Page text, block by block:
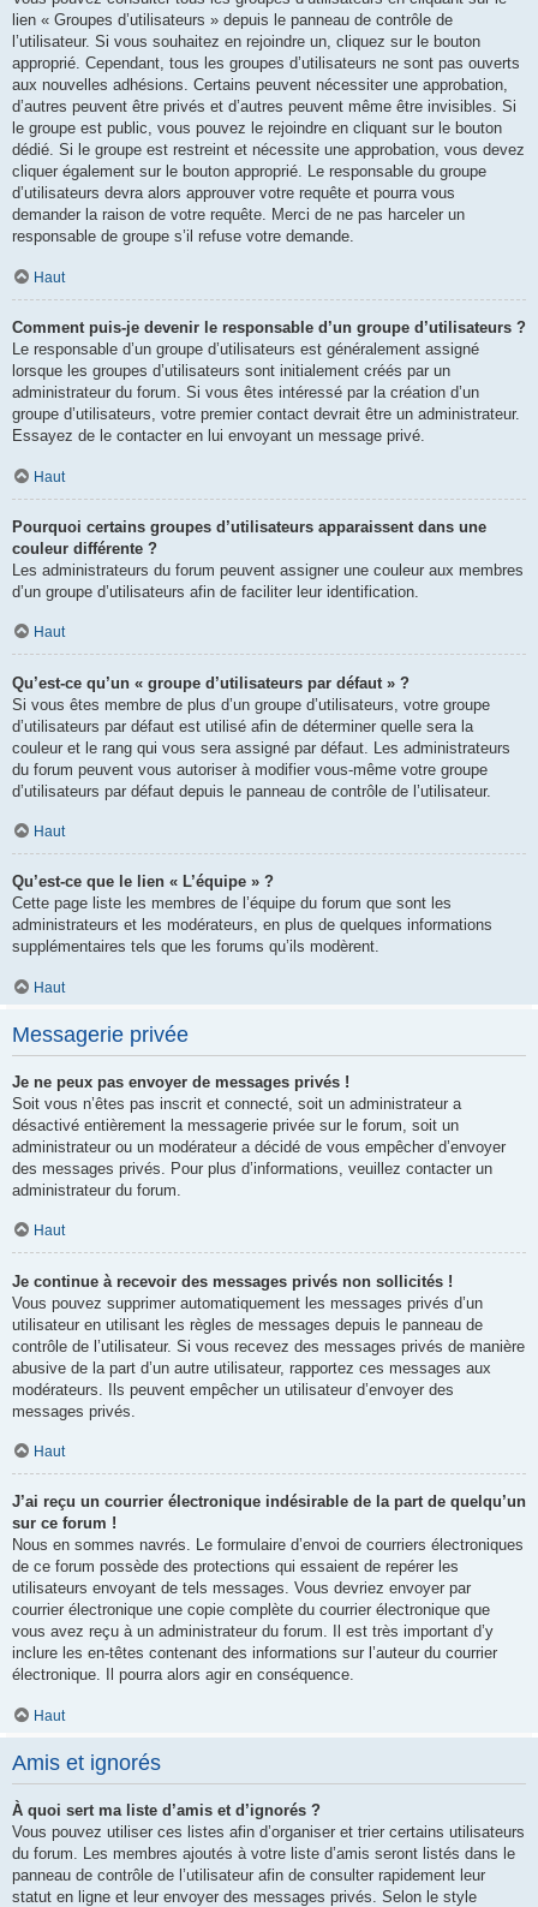
lien « Groupes d’utilisateurs » depuis le panneau de contrôle de
l’utilisateur. Si vous souhaitez en rejoindre un, cliquez sur le bouton
approprié. Cependant, tous les groupes d’utilisateurs ne sont pas ouverts
aux nouvelles adhésions. Certains peuvent nécessiter une approbation,
d’autres peuvent être privés et d’autres peuvent même être invisibles. Si
le groupe est public, vous pouvez le rejoindre en cliquant sur le bouton
dédié. Si le groupe est restreint et nécessite une approbation, vous devez
cliquer également sur le bouton approprié. Le responsable du groupe
d’utilisateurs devra alors approuver votre requête et pourra vous
demander la raison de votre requête. Merci de ne pas harceler un
responsable de groupe s’il refuse votre demande.
Haut
Comment puis-je devenir le responsable d’un groupe d’utilisateurs ?
Le responsable d’un groupe d’utilisateurs est généralement assigné
lorsque les groupes d’utilisateurs sont initialement créés par un
administrateur du forum. Si vous êtes intéressé par la création d’un
groupe d’utilisateurs, votre premier contact devrait être un administrateur.
Essayez de le contacter en lui envoyant un message privé.
Haut
Pourquoi certains groupes d’utilisateurs apparaissent dans une
couleur différente ?
Les administrateurs du forum peuvent assigner une couleur aux membres
d’un groupe d’utilisateurs afin de faciliter leur identification.
Haut
Qu’est-ce qu’un « groupe d’utilisateurs par défaut » ?
Si vous êtes membre de plus d’un groupe d’utilisateurs, votre groupe
d’utilisateurs par défaut est utilisé afin de déterminer quelle sera la
couleur et le rang qui vous sera assigné par défaut. Les administrateurs
du forum peuvent vous autoriser à modifier vous-même votre groupe
d’utilisateurs par défaut depuis le panneau de contrôle de l’utilisateur.
Haut
Qu’est-ce que le lien « L’équipe » ?
Cette page liste les membres de l’équipe du forum que sont les
administrateurs et les modérateurs, en plus de quelques informations
supplémentaires tels que les forums qu’ils modèrent.
Haut
Messagerie privée
Je ne peux pas envoyer de messages privés !
Soit vous n’êtes pas inscrit et connecté, soit un administrateur a
désactivé entièrement la messagerie privée sur le forum, soit un
administrateur ou un modérateur a décidé de vous empêcher d’envoyer
des messages privés. Pour plus d’informations, veuillez contacter un
administrateur du forum.
Haut
Je continue à recevoir des messages privés non sollicités !
Vous pouvez supprimer automatiquement les messages privés d’un
utilisateur en utilisant les règles de messages depuis le panneau de
contrôle de l’utilisateur. Si vous recevez des messages privés de manière
abusive de la part d’un autre utilisateur, rapportez ces messages aux
modérateurs. Ils peuvent empêcher un utilisateur d’envoyer des
messages privés.
Haut
J’ai reçu un courrier électronique indésirable de la part de quelqu’un
sur ce forum !
Nous en sommes navrés. Le formulaire d’envoi de courriers électroniques
de ce forum possède des protections qui essaient de repérer les
utilisateurs envoyant de tels messages. Vous devriez envoyer par
courrier électronique une copie complète du courrier électronique que
vous avez reçu à un administrateur du forum. Il est très important d’y
inclure les en-têtes contenant des informations sur l’auteur du courrier
électronique. Il pourra alors agir en conséquence.
Haut
Amis et ignorés
À quoi sert ma liste d’amis et d’ignorés ?
Vous pouvez utiliser ces listes afin d’organiser et trier certains utilisateurs
du forum. Les membres ajoutés à votre liste d’amis seront listés dans le
panneau de contrôle de l’utilisateur afin de consulter rapidement leur
statut en ligne et leur envoyer des messages privés. Selon le style